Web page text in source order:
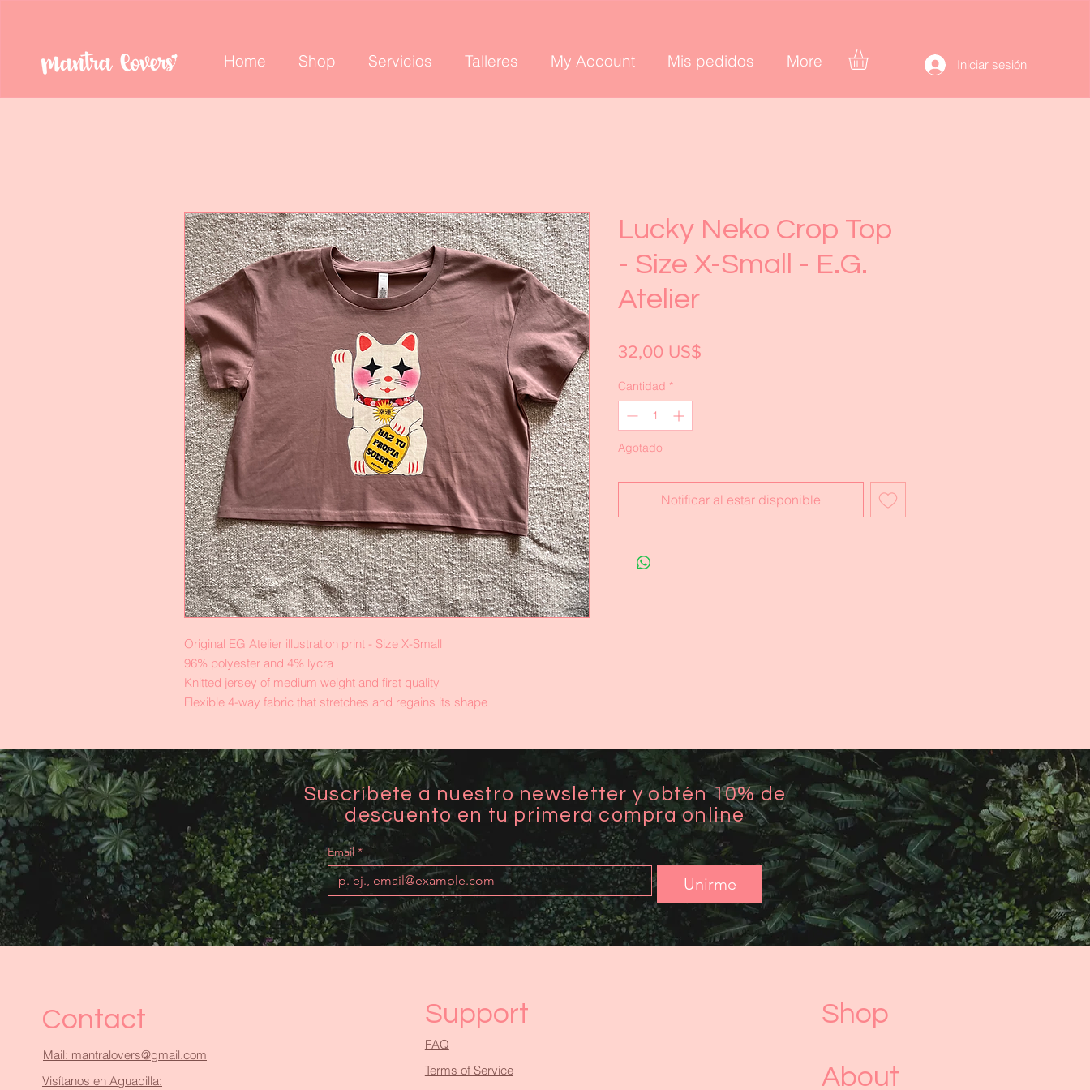
Home Shop Servicios Talleres My Account Mis pedidos More Iniciar sesión
Original EG Atelier illustration print - Size X-Small
96% polyester and 4% lycra
Knitted jersey of medium weight and first quality
Flexible 4-way fabric that stretches and regains its shape
Lucky Neko Crop Top
- Size X-Small - E.G.
Atelier
32,00 US$
Cantidad *
Agotado
Notificar al estar disponible
Suscríbete a nuestro newsletter y obtén 10% de
descuento en tu primera compra online
Email *
Unirme
Contact
Mail: mantralovers@gmail.com
Visítanos en Aguadilla:
Support
FAQ
Terms of Service
Shop
About